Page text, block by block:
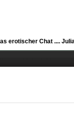
erotischer Chat ....